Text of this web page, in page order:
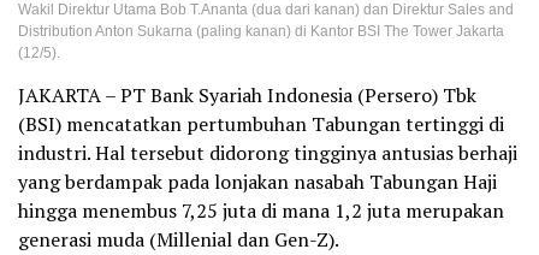
Wakil Direktur Utama Bob T.Ananta (dua dari kanan) dan Direktur Sales and
Distribution Anton Sukarna (paling kanan) di Kantor BSI The Tower Jakarta
(12/5).
JAKARTA – PT Bank Syariah Indonesia (Persero) Tbk
(BSI) mencatatkan pertumbuhan Tabungan tertinggi di
industri. Hal tersebut didorong tingginya antusias berhaji
yang berdampak pada lonjakan nasabah Tabungan Haji
hingga menembus 7,25 juta di mana 1,2 juta merupakan
generasi muda (Millenial dan Gen-Z).